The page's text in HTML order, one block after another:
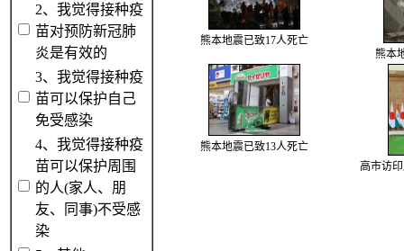
2、我觉得接种疫
苗对预防新冠肺
炎是有效的
3、我觉得接种疫
苗可以保护自己
免受感染
4、我觉得接种疫
苗可以保护周围
的人(家人、朋
友、同事)不受感
染
熊本地震已致17人死亡
熊本
熊本地震已致13人死亡
高市访